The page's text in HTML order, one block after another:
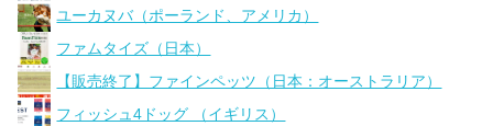
ユーカヌバ（ポーランド、アメリカ）
ファムタイズ（日本）
【販売終了】ファインペッツ（日本：オーストラリア）
フィッシュ4ドッグ （イギリス）